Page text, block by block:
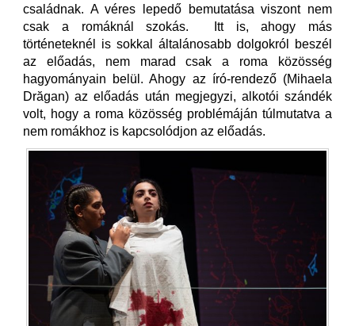
családnak. A véres lepedő bemutatása viszont nem
csak a romáknál szokás. Itt is, ahogy más
történeteknél is sokkal általánosabb dolgokról beszél
az előadás, nem marad csak a roma közösség
hagyományain belül. Ahogy az író-rendező (Mihaela
Drăgan) az előadás után megjegyzi, alkotói szándék
volt, hogy a roma közösség problémáján túlmutatva a
nem romákhoz is kapcsolódjon az előadás.